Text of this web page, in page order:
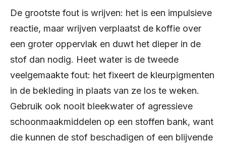
De grootste fout is wrijven: het is een impulsieve
reactie, maar wrijven verplaatst de koffie over
een groter oppervlak en duwt het dieper in de
stof dan nodig. Heet water is de tweede
veelgemaakte fout: het fixeert de kleurpigmenten
in de bekleding in plaats van ze los te weken.
Gebruik ook nooit bleekwater of agressieve
schoonmaakmiddelen op een stoffen bank, want
die kunnen de stof beschadigen of een blijvende